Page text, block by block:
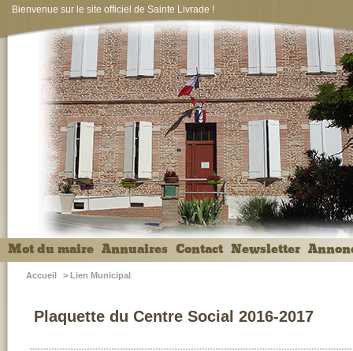
Bienvenue sur le site officiel de Sainte Livrade !
Mot du maire Annuaires Contact Newsletter
Accueil > Lien Municipal
Plaquette du Centre Social 2016-2017